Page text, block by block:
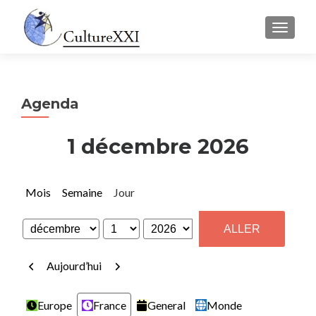
Agenda
1 décembre 2026
Mois Semaine Jour
Mois
Jour
Année
Précédent
Aujourd’hui Suivant
Catégories
Europe France General
Monde